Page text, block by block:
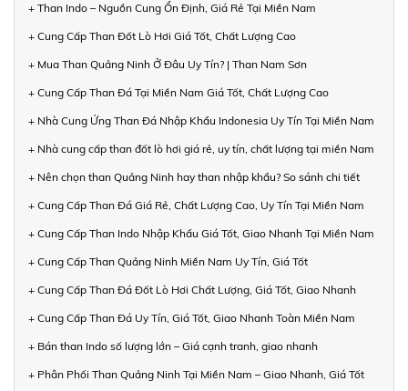
+ Than Indo – Nguồn Cung Ổn Định, Giá Rẻ Tại Miền Nam
+ Cung Cấp Than Đốt Lò Hơi Giá Tốt, Chất Lượng Cao
+ Mua Than Quảng Ninh Ở Đâu Uy Tín? | Than Nam Sơn
+ Cung Cấp Than Đá Tại Miền Nam Giá Tốt, Chất Lượng Cao
+ Nhà Cung Ứng Than Đá Nhập Khẩu Indonesia Uy Tín Tại Miền Nam
+ Nhà cung cấp than đốt lò hơi giá rẻ, uy tín, chất lượng tại miền Nam
+ Nên chọn than Quảng Ninh hay than nhập khẩu? So sánh chi tiết
+ Cung Cấp Than Đá Giá Rẻ, Chất Lượng Cao, Uy Tín Tại Miền Nam
+ Cung Cấp Than Indo Nhập Khẩu Giá Tốt, Giao Nhanh Tại Miền Nam
+ Cung Cấp Than Quảng Ninh Miền Nam Uy Tín, Giá Tốt
+ Cung Cấp Than Đá Đốt Lò Hơi Chất Lượng, Giá Tốt, Giao Nhanh
+ Cung Cấp Than Đá Uy Tín, Giá Tốt, Giao Nhanh Toàn Miền Nam
+ Bán than Indo số lượng lớn – Giá cạnh tranh, giao nhanh
+ Phân Phối Than Quảng Ninh Tại Miền Nam – Giao Nhanh, Giá Tốt